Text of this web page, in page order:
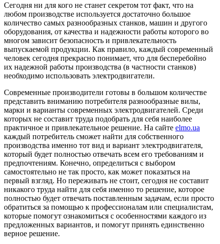
Сегодня ни для кого не станет секретом тот факт, что на
любом производстве используется достаточно большое
количество самых разнообразных станков, машин и другого
оборудования, от качества и надежности работы которого во
многом зависит безопасность и привлекательность
выпускаемой продукции. Как правило, каждый современный
человек сегодня прекрасно понимает, что для бесперебойно
их надежной работы производства (в частности станков)
необходимо использовать электродвигатели.
Современные производители готовы в большом количестве
представить вниманию потребителя разнообразные вилы,
марки и варианты современных электродвигателей. Среди
которых не составит труда подобрать для себя наиболее
практичное и привлекательное решение. На сайте elmo.ua
каждый потребитель сможет найти для собственного
производства именно тот вид и вариант электродвигателя,
который будет полностью отвечать всем его требованиям и
предпочтениям. Конечно, определиться с выбором
самостоятельно не так просто, как может показаться на
первый взгляд. Но переживать не стоит, сегодня не составит
никакого труда найти для себя именно то решение, которое
полностью будет отвечать поставленным задачам, если просто
обратиться за помощью к профессионалам или специалистам,
которые помогут ознакомиться с особенностями каждого из
предложенных вариантов, и помогут принять единственно
верное решение.